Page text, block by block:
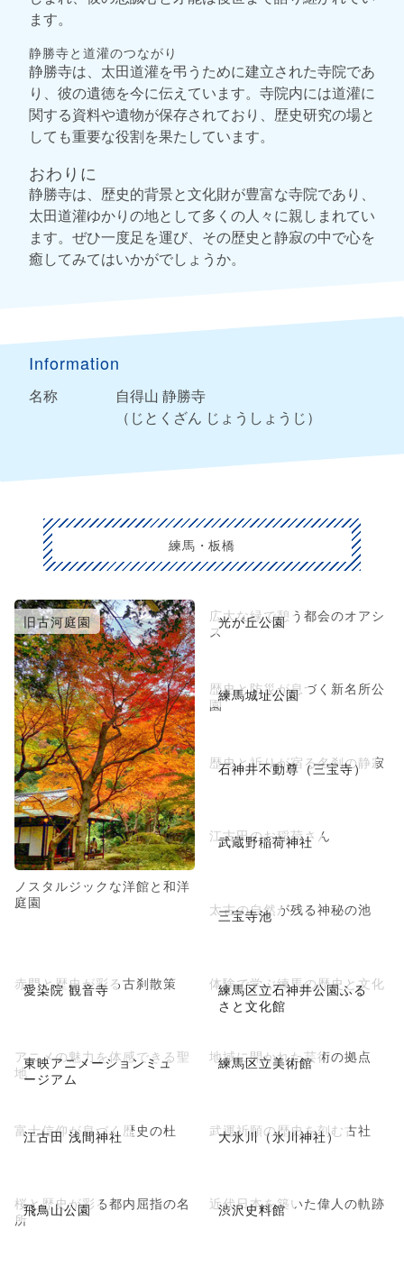
ます。
静勝寺と道灌のつながり
静勝寺は、太田道灌を弔うために建立された寺院であ
り、彼の遺徳を今に伝えています。寺院内には道灌に
関する資料や遺物が保存されており、歴史研究の場と
しても重要な役割を果たしています。
おわりに
静勝寺は、歴史的背景と文化財が豊富な寺院であり、
太田道灌ゆかりの地として多くの人々に親しまれてい
ます。ぜひ一度足を運び、その歴史と静寂の中で心を
癒してみてはいかがでしょうか。
Information
名称
自得山 静勝寺
（じとくざん じょうしょうじ）
練馬・板橋
旧古河庭園
ノスタルジックな洋館と和洋
庭園
光が丘公園
広大な緑で憩う都会のオアシ
ス
練馬城址公園
歴史と防災が息づく新名所公
園
石神井不動尊（三宝寺）
歴史と祈りが宿る名刹の静寂
武蔵野稲荷神社
江古田のお稲荷さん
三宝寺池
太古の自然が残る神秘の池
愛染院 観音寺
赤門と歴史が彩る古刹散策
練馬区立石神井公園ふる
さと文化館
体験で学ぶ練馬の歴史と文化
東映アニメーションミュ
ージアム
アニメの魅力を体感できる聖
地
練馬区立美術館
地域に開かれた芸術の拠点
江古田 浅間神社
富士信仰が息づく歴史の杜 大氷川（氷川神社）
武運祈願の歴史を刻む古社
飛鳥山公園
桜と歴史が彩る都内屈指の名
所
渋沢史料館
近代日本を築いた偉人の軌跡